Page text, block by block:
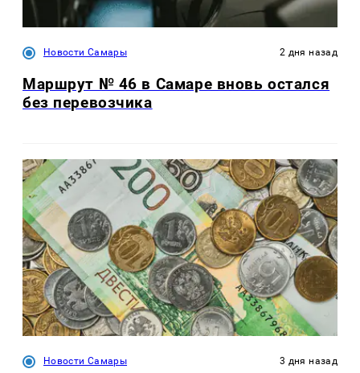
Новости Самары 2 дня назад
Маршрут № 46 в Самаре вновь остался
без перевозчика
Новости Самары 3 дня назад